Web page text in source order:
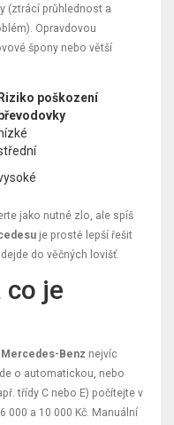
(ztrácí průhlednost a
Opravdovou
špony nebo větší
Riziko poškození
jako nutné zlo, ale spíš
je prostě lepší řešit
do věčných lovišť.
co je
Mercedes-Benz nejvíc
o automatickou, nebo
třídy C nebo E) počítejte v
a 10 000 Kč. Manuální